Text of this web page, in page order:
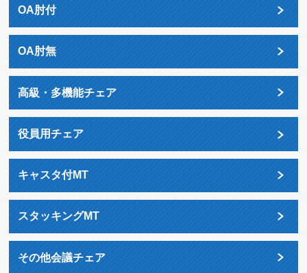
OA肘付
OA肘無
高級・多機能チェア
役員用チェア
キャスタ付MT
スタッキングMT
その他会議チェア